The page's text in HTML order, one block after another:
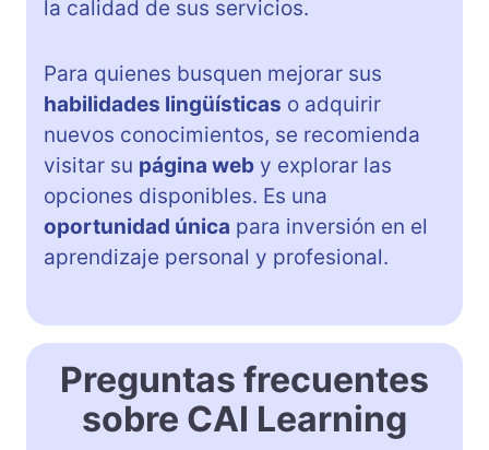
la calidad de sus servicios.
Para quienes busquen mejorar sus
habilidades lingüísticas o adquirir
nuevos conocimientos, se recomienda
visitar su página web y explorar las
opciones disponibles. Es una
oportunidad única para inversión en el
aprendizaje personal y profesional.
Preguntas frecuentes
sobre CAI Learning